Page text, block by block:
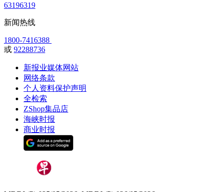
63196319
新闻热线
1800-7416388
或 92288736
新报业媒体网站
网络条款
个人资料保护声明
全检索
ZShop集品店
海峡时报
商业时报